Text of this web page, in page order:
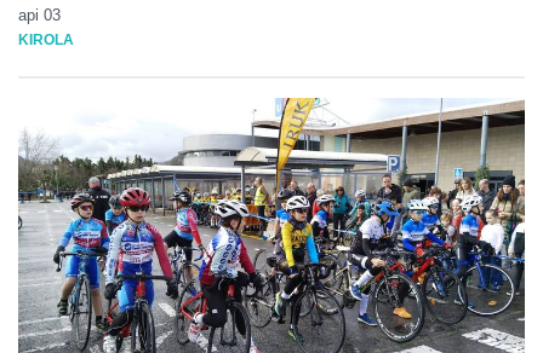
api 03
KIROLA